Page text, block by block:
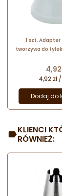
1 szt.
tworzywa do tylek
Cena
4,92
4,92 zł
Dodaj do
KLIENCI
RÓWNIEŻ: